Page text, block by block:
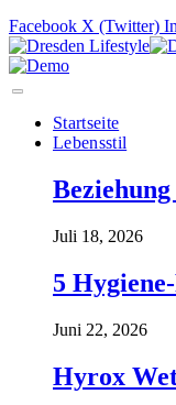
Facebook X (Twitter)
Startseite
Lebensstil
Juli 18, 2026
5
Juni 22, 2026
Hyrox